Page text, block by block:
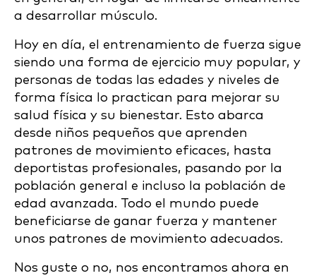
a desarrollar músculo.
Hoy en día, el entrenamiento de fuerza sigue
siendo una forma de ejercicio muy popular, y
personas de todas las edades y niveles de
forma física lo practican para mejorar su
salud física y su bienestar. Esto abarca
desde niños pequeños que aprenden
patrones de movimiento eficaces, hasta
deportistas profesionales, pasando por la
población general e incluso la población de
edad avanzada. Todo el mundo puede
beneficiarse de ganar fuerza y mantener
unos patrones de movimiento adecuados.
Nos guste o no, nos encontramos ahora en